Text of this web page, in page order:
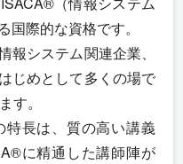
国際的な資格です。
報システム関連企業、
じめとして多くの場で
す。
長は、質の高い講義
に精通した講師陣が